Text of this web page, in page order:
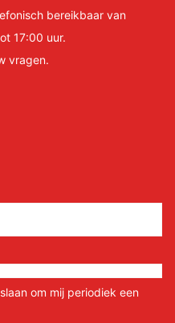
bereikbaar van
17:00 uur.
vragen.
om mij periodiek een